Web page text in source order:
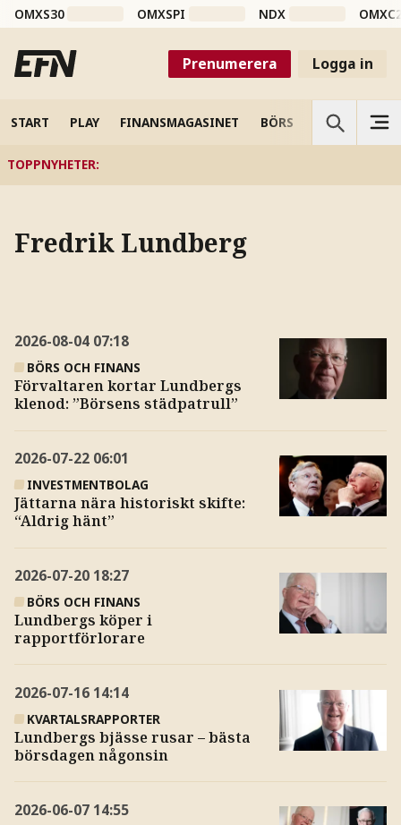
OMXS30 OMXSPI NDX
Prenumerera Logga in
START PLAY FINANSMAGASINET BÖRS VETENSKAP
TOPPNYHETER:
Fredrik Lundberg
2026-08-04 07:18
BÖRS OCH FINANS
Förvaltaren kortar Lundbergs
klenod: ”Börsens städpatrull”
2026-07-22 06:01
INVESTMENTBOLAG
Jättarna nära historiskt skifte:
“Aldrig hänt”
2026-07-20 18:27
BÖRS OCH FINANS
Lundbergs köper i
rapportförlorare
2026-07-16 14:14
KVARTALSRAPPORTER
Lundbergs bjässe rusar – bästa
börsdagen någonsin
2026-06-07 14:55